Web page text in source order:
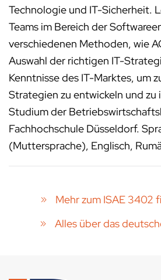
Technologie und IT-Sicherheit.
Teams im Bereich der
verschiedenen Methoden, wie
Auswahl der richtigen IT-
Kenntnisse des IT-Marktes, um
Strategien zu entwickeln und zu
Studium der
Fachhochschule Düsseldorf.
(Muttersprache), Englisch,
Mehr zum ISAE 3402
Alles über das